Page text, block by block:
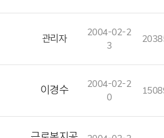
관리자
2004-02-2
3
이경수
2004-02-2
0